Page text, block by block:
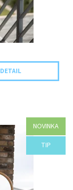
DETAIL
NOVINKA
TIP